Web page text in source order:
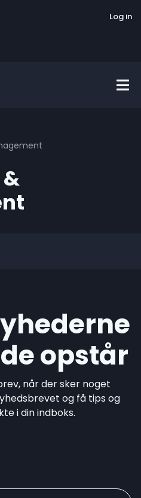
Via ArtisLog in
opstår
når der sker noget
og få tips og
i din indboks.